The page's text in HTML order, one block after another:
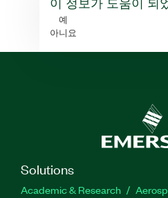
이 정보가 도움이 되
예
아니요
Solutions
Academic & Research